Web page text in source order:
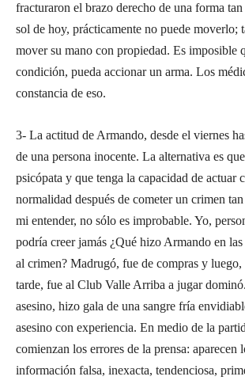
fracturaron el brazo derecho de una forma
sol de hoy, prácticamente no puede moverlo;
mover su mano con propiedad. Es imposible
condición, pueda accionar un arma. Los
constancia de eso.
3- La actitud de Armando, desde el viernes
de una persona inocente. La alternativa es
psicópata y que tenga la capacidad de actuar
normalidad después de cometer un crimen
mi entender, no sólo es improbable. Yo,
podría creer jamás ¿Qué hizo Armando en
al crimen? Madrugó, fue de compras y luego,
tarde, fue al Club Valle Arriba a jugar
asesino, hizo gala de una sangre fría
asesino con experiencia. En medio de la
comienzan los errores de la prensa: aparecen
información falsa, inexacta, tendenciosa,